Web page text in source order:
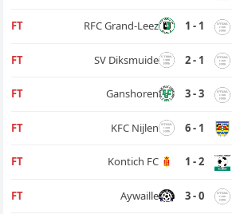
FT RFC Grand-Leez 1 - 1
FT SV Diksmuide 2 - 1
FT Ganshoren 3 - 3
FT KFC Nijlen 6 - 1
FT Kontich FC 1 - 2
FT Aywaille 3 - 0